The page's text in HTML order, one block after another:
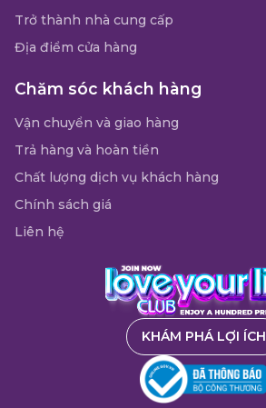
Trở thành nhà cung cấp
Địa điểm cửa hàng
Chăm sóc khách hàng
Vận chuyển và giao hàng
Trả hàng và hoàn tiền
Chất lượng dịch vụ khách hàng
Chính sách giá
Liên hệ
KHÁM PHÁ LỢI ÍCH